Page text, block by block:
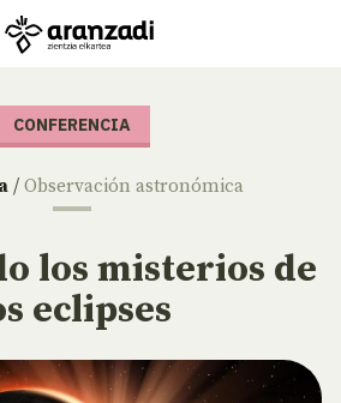
CONFERENCIA
/ Observación astronómica
los misterios de
eclipses